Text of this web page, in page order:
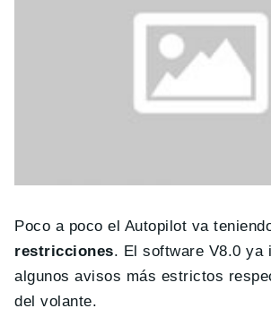
Poco a poco el Autopilot va
restricciones. El software V8.0 ya
algunos avisos más estrictos
del volante.